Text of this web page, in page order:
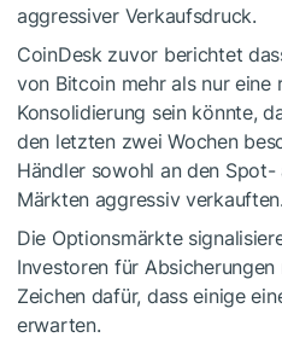
aggressiver Verkaufsdruck.
CoinDesk zuvor berichtet
von Bitcoin mehr als nur eine
Konsolidierung sein könnte,
den letzten zwei Wochen
Händler sowohl an den Spot-
Märkten aggressiv verkauften.
Die Optionsmärkte
Investoren für
Zeichen dafür, dass einige
erwarten.